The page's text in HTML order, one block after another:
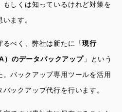
しくは知っているけれど対策を
ます。
るべく、弊社は新たに「現行
のデータバックアップ」という
バックアップ専用ツールを活用
ックアップ代行を行います。